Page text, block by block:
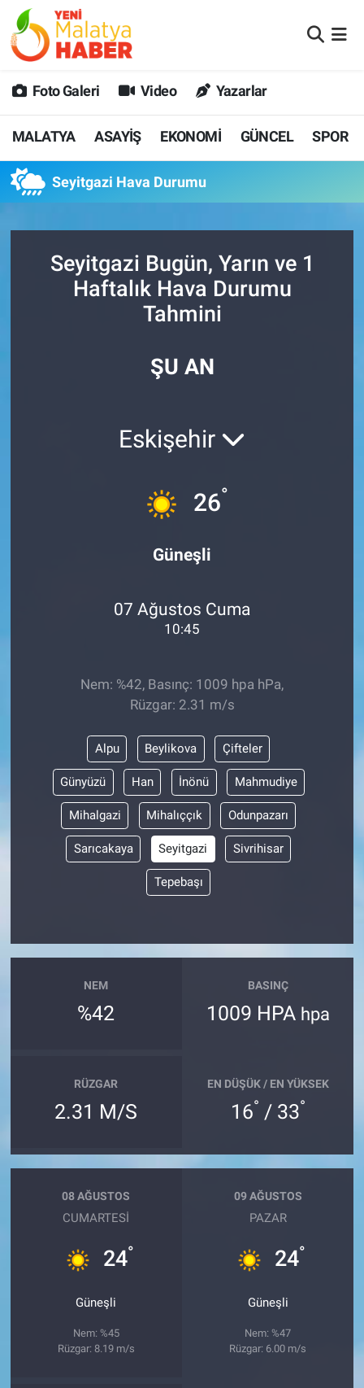
Foto Galeri Video Yazarlar
MALATYA ASAYİŞ EKONOMİ GÜNCEL SPOR
Seyitgazi Hava Durumu
Seyitgazi Bugün, Yarın ve 1
Haftalık Hava Durumu
Tahmini
ŞU AN
Eskişehir
26°
Güneşli
07 Ağustos Cuma
10:45
Nem: %42, Basınç: 1009 hpa hPa,
Rüzgar: 2.31 m/s
Alpu Beylikova Çifteler
Günyüzü Han İnönü Mahmudiye
Mihalgazi Mihalıççık Odunpazarı
Sarıcakaya Seyitgazi Sivrihisar
Tepebaşı
NEM
%42
BASINÇ
1009 HPA hpa
RÜZGAR
2.31 M/S
EN DÜŞÜK / EN YÜKSEK
16° / 33°
08 AĞUSTOS
CUMARTESI
24°
Güneşli
Nem: %45
Rüzgar: 8.19 m/s
09 AĞUSTOS
PAZAR
24°
Güneşli
Nem: %47
Rüzgar: 6.00 m/s
MALATYA
GÜNCEL
SPOR
SAĞLIK
DİĞER
Malatya Nöbetçi Eczaneler
MALATYA Namaz Vakitleri
Malatya Trafik Yoğunluk Haritası
Süper Lig Puan Durumu ve Fikstür
Tüm Manşetler
Son Dakika Haberleri